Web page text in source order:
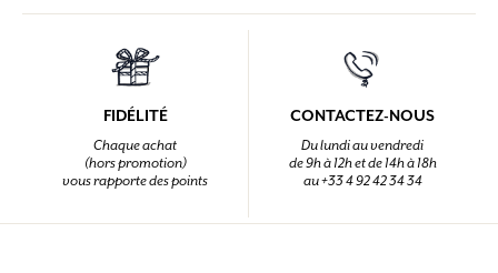
FIDÉLITÉ
Chaque achat
(hors promotion)
vous rapporte des points
CONTACTEZ-NOUS
Du lundi au vendredi
de 9h à 12h et de 14h à 18h
au +33 4 92 42 34 34